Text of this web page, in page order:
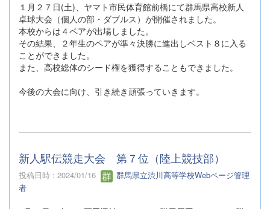
１月２７日(土)、ヤマト市民体育館前橋にて群馬県高校新人
卓球大会（個人の部・ダブルス）が開催されました。
本校からは４ペアが出場しました。
その結果、２年生のペアが準々決勝に進出しベスト８に入る
ことができました。
また、高校総体のシード権を獲得することもできました。
今後の大会に向け、引き続き頑張っていきます。
新人駅伝競走大会 第７位（陸上競技部）
投稿日時 : 2024/01/16
群馬県立渋川高等学校Webページ管理
者